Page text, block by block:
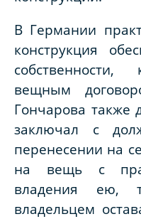
В Германии
конструкция
собственности,
вещным
Гончарова также
заключал с
перенесении на
на вещь с
владения ею,
владельцем